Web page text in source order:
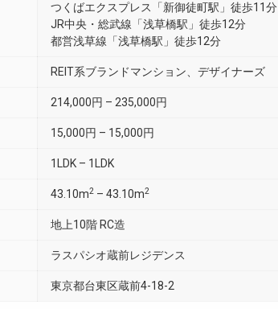
つくばエクスプレス「新御徒町駅」徒歩11分
JR中央・総武線「浅草橋駅」徒歩12分
都営浅草線「浅草橋駅」徒歩12分
REIT系ブランドマンション、デザイナーズ
214,000円 – 235,000円
15,000円 – 15,000円
1LDK – 1LDK
43.10m2 – 43.10m2
地上10階 RC造
ラスパシオ蔵前レジデンス
東京都台東区蔵前4-18-2